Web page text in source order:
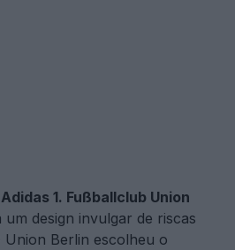
1. Fußballclub Union
um design invulgar de riscas
Union Berlin escolheu o